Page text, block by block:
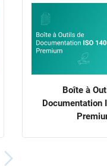
Boîte à
Documentation